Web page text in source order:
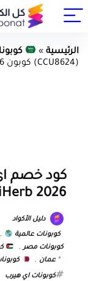
الرئيسية »
(CCU8624) كوبون iHerb 2026
iHerb 2026
دليل الأكواد
كوبونات عالمية ,
كوبونات مصر ,
عمان ,
كوبونات اي هيرب